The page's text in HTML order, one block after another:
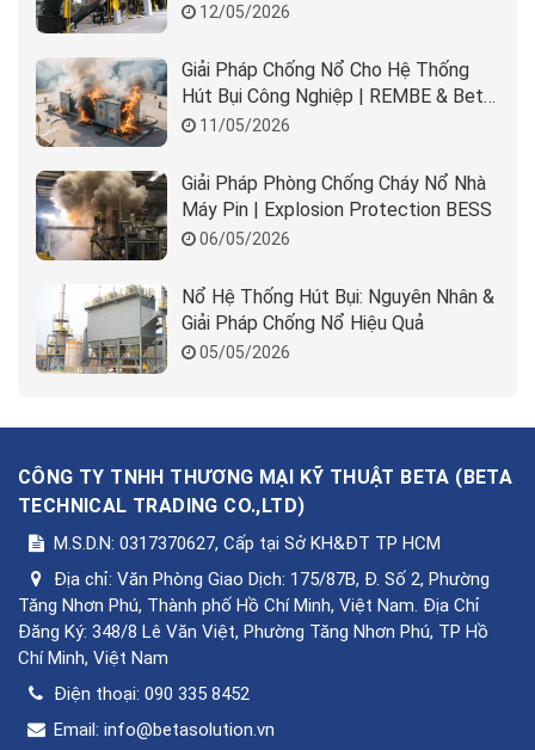
12/05/2026
Giải Pháp Chống Nổ Cho Hệ Thống
Hút Bụi Công Nghiệp | REMBE & Beta
Solution
11/05/2026
Giải Pháp Phòng Chống Cháy Nổ Nhà
Máy Pin | Explosion Protection BESS
06/05/2026
Nổ Hệ Thống Hút Bụi: Nguyên Nhân &
Giải Pháp Chống Nổ Hiệu Quả
05/05/2026
CÔNG TY TNHH THƯƠNG MẠI KỸ THUẬT BETA (BETA
TECHNICAL TRADING CO.,LTD)
M.S.D.N: 0317370627, Cấp tại Sở KH&ĐT TP HCM
Địa chỉ: Văn Phòng Giao Dịch: 175/87B, Đ. Số 2, Phường
Tăng Nhơn Phú, Thành phố Hồ Chí Minh, Việt Nam. Địa Chỉ
Đăng Ký: 348/8 Lê Văn Việt, Phường Tăng Nhơn Phú, TP Hồ
Chí Minh, Việt Nam
Điện thoại: 090 335 8452
Email: info@betasolution.vn